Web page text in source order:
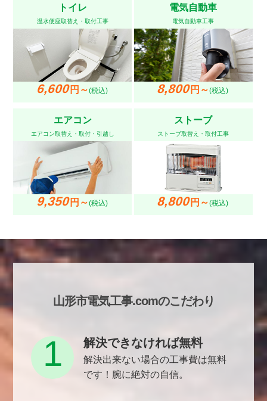
トイレ
温水便座取替え・取付工事
6,600円～(税込)
電気自動車
電気自動車工事
8,800円～(税込)
エアコン
エアコン取替え・取付・引越し
9,350円～(税込)
ストーブ
ストーブ取替え・取付工事
8,800円～(税込)
山形市電気工事.comのこだわり
解決できなければ無料
解決出来ない場合の工事費は無料
です！腕に絶対の自信。
1